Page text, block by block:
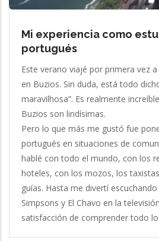
Mi experiencia como
portugués
Este verano viajé por primera vez
en Buzios. Sin duda, está todo
maravilhosa”. Es realmente
Buzios son lindísimas.
Pero lo que más me gustó fue
portugués en situaciones de
hablé con todo el mundo, con los
hoteles, con los mozos, los
guías. Hasta me divertí
Simpsons y El Chavo en la
satisfacción de comprender todo